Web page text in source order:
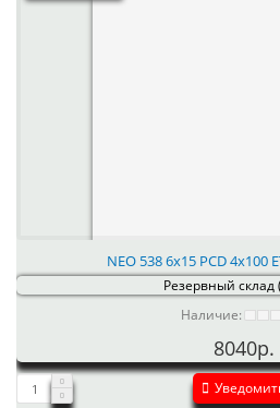
NEO 538 6x15 PCD 4x100
Резервный склад
Наличие:
8040р.